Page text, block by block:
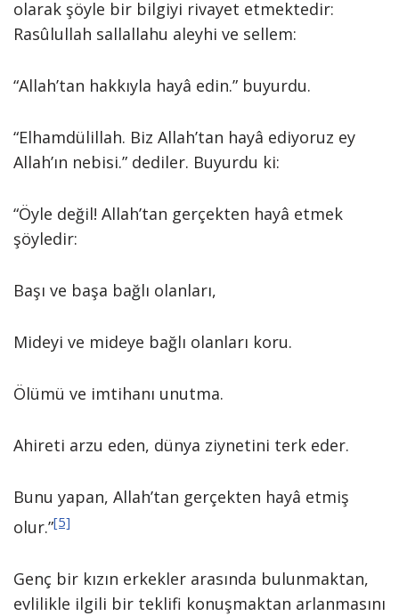
olarak şöyle bir bilgiyi rivayet etmektedir:
Rasûlullah sallallahu aleyhi ve sellem:
“Allah’tan hakkıyla hayâ edin.” buyurdu.
“Elhamdülillah. Biz Allah’tan hayâ ediyoruz ey
Allah’ın nebisi.” dediler. Buyurdu ki:
“Öyle değil! Allah’tan gerçekten hayâ etmek
şöyledir:
Başı ve başa bağlı olanları,
Mideyi ve mideye bağlı olanları koru.
Ölümü ve imtihanı unutma.
Ahireti arzu eden, dünya ziynetini terk eder.
Bunu yapan, Allah’tan gerçekten hayâ etmiş
olur.”[5]
Genç bir kızın erkekler arasında bulunmaktan,
evlilikle ilgili bir teklifi konuşmaktan arlanmasını